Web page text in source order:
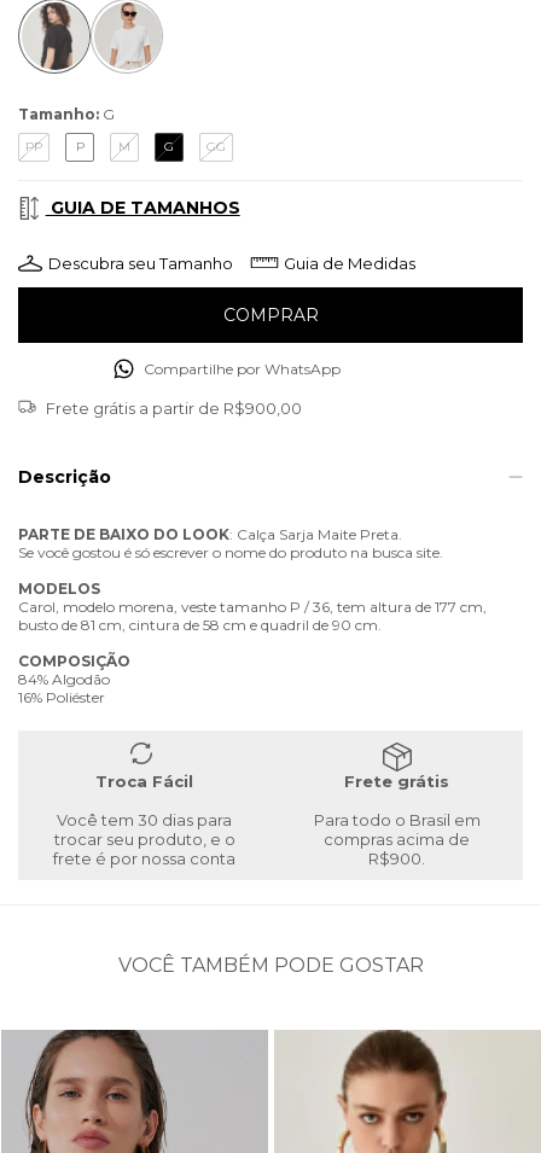
Tamanho: G
PP P M G GG
GUIA DE TAMANHOS
Descubra seu Tamanho Guia de Medidas
Compartilhe por WhatsApp
Frete grátis a partir de R$900,00
Descrição
PARTE DE BAIXO DO LOOK: Calça Sarja Maite Preta.
Se você gostou é só escrever o nome do produto na busca site.
MODELOS
Carol, modelo morena, veste tamanho P / 36, tem altura de 177 cm,
busto de 81 cm, cintura de 58 cm e quadril de 90 cm.
COMPOSIÇÃO
84% Algodão
16% Poliéster
Troca Fácil
Você tem 30 dias para
trocar seu produto, e o
frete é por nossa conta
Frete grátis
Para todo o Brasil em
compras acima de
R$900.
VOCÊ TAMBÉM PODE GOSTAR